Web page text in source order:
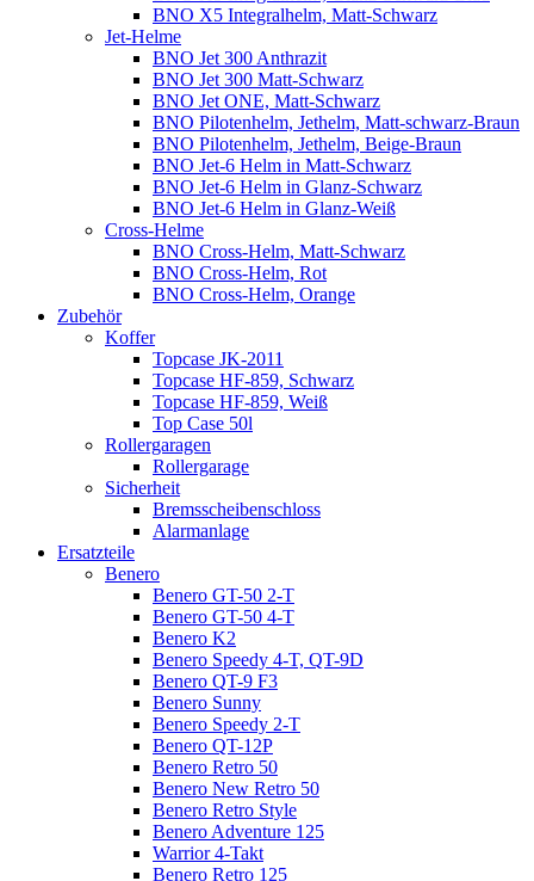
BNO X5 Integralhelm, Matt-Schwarz
Jet-Helme
BNO Jet 300 Anthrazit
BNO Jet 300 Matt-Schwarz
BNO Jet ONE, Matt-Schwarz
BNO Pilotenhelm, Jethelm, Matt-schwarz-Braun
BNO Pilotenhelm, Jethelm, Beige-Braun
BNO Jet-6 Helm in Matt-Schwarz
BNO Jet-6 Helm in Glanz-Schwarz
BNO Jet-6 Helm in Glanz-Weiß
Cross-Helme
BNO Cross-Helm, Matt-Schwarz
BNO Cross-Helm, Rot
BNO Cross-Helm, Orange
Zubehör
Koffer
Topcase JK-2011
Topcase HF-859, Schwarz
Topcase HF-859, Weiß
Top Case 50l
Rollergaragen
Rollergarage
Sicherheit
Bremsscheibenschloss
Alarmanlage
Ersatzteile
Benero
Benero GT-50 2-T
Benero GT-50 4-T
Benero K2
Benero Speedy 4-T, QT-9D
Benero QT-9 F3
Benero Sunny
Benero Speedy 2-T
Benero QT-12P
Benero Retro 50
Benero New Retro 50
Benero Retro Style
Benero Adventure 125
Warrior 4-Takt
Benero Retro 125